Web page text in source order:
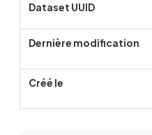
Dataset UUID
Dernière modification
Créé le